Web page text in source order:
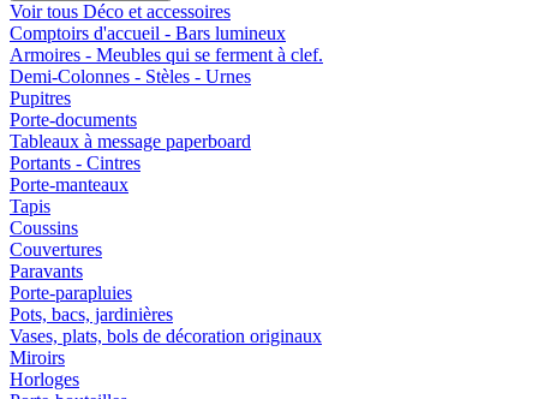
Voir tous Déco et accessoires
Comptoirs d'accueil - Bars lumineux
Armoires - Meubles qui se ferment à clef.
Demi-Colonnes - Stèles - Urnes
Pupitres
Porte-documents
Tableaux à message paperboard
Portants - Cintres
Porte-manteaux
Tapis
Coussins
Couvertures
Paravants
Porte-parapluies
Pots, bacs, jardinières
Vases, plats, bols de décoration originaux
Miroirs
Horloges